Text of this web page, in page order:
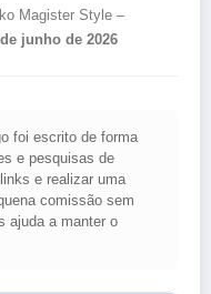
Magister Style –
junho de 2026
foi escrito de forma
e pesquisas de
e realizar uma
comissão sem
ajuda a manter o